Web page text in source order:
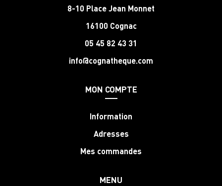
8-10 Place Jean Monnet
16100 Cognac
05 45 82 43 31
info@cognatheque.com
MON COMPTE
Information
Adresses
Mes commandes
MENU